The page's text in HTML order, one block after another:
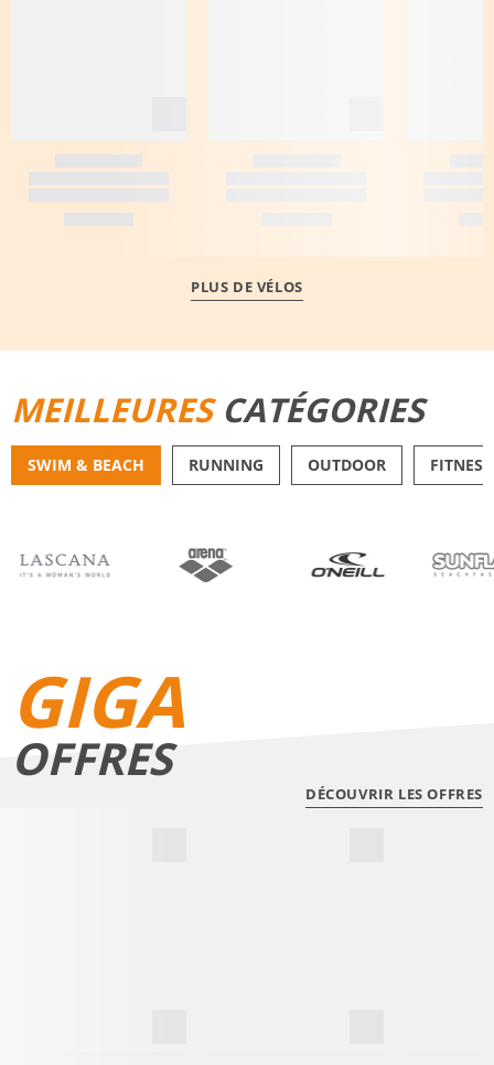
PLUS DE VÉLOS
MEILLEURESCATÉGORIES
SWIM & BEACH RUNNING OUTDOOR FITNESS
GIGA
OFFRES
DÉCOUVRIR LES OFFRES